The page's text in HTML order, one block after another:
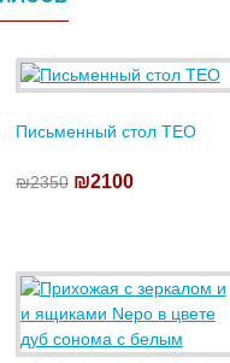
Письменный стол TEO
₪2350 ₪2100